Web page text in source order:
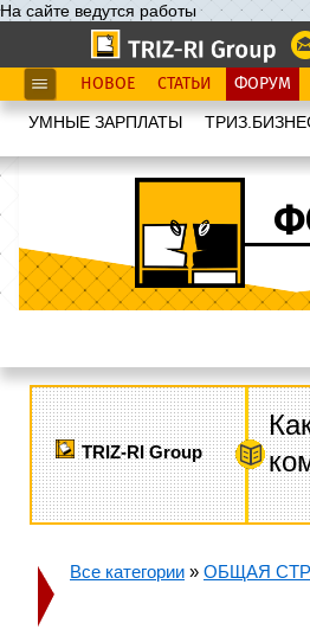
На сайте ведутся работы
НОВОЕ СТАТЬИ ФОРУМ
УМНЫЕ ЗАРПЛАТЫ
TRIZ-RI Group
Все категории » ОБЩАЯ